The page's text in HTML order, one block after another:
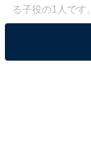
る子役の1人です。
新井さんは、
連続テレビ小説